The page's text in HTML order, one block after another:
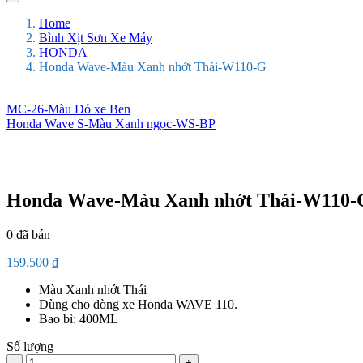
Home
Bình Xịt Sơn Xe Máy
HONDA
Honda Wave-Màu Xanh nhớt Thái-W110-G
MC-26-Màu Đỏ xe Ben
Honda Wave S-Màu Xanh ngọc-WS-BP
Honda Wave-Màu Xanh nhớt Thái-W110-
0 đã bán
159.500 ₫
Màu Xanh nhớt Thái
Dùng cho dòng xe Honda WAVE 110.
Bao bì: 400ML
Số lượng
Số